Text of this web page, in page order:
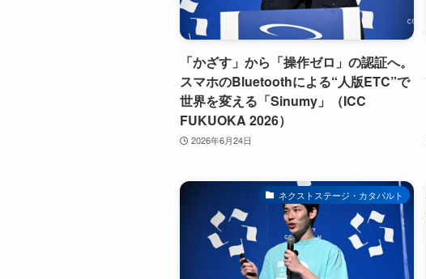
「かざす」から「操作ゼロ」の認証へ。
スマホのBluetoothによる“人版ETC”で
世界を変える「Sinumy」（ICC
FUKUOKA 2026）
2026年6月24日
ネクストステージ・カタパルト